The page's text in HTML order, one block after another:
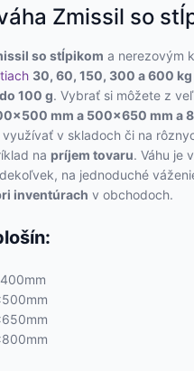
Zmissil so
so stĺpikom a nerezovým
30, 60, 150, 300 a 600 kg
100 g. Vybrať si môžete z
mm a 500×650 mm a
využívať v skladoch či na
na príjem tovaru. Váhu je
na jednoduché
inventúrach v obchodoch.